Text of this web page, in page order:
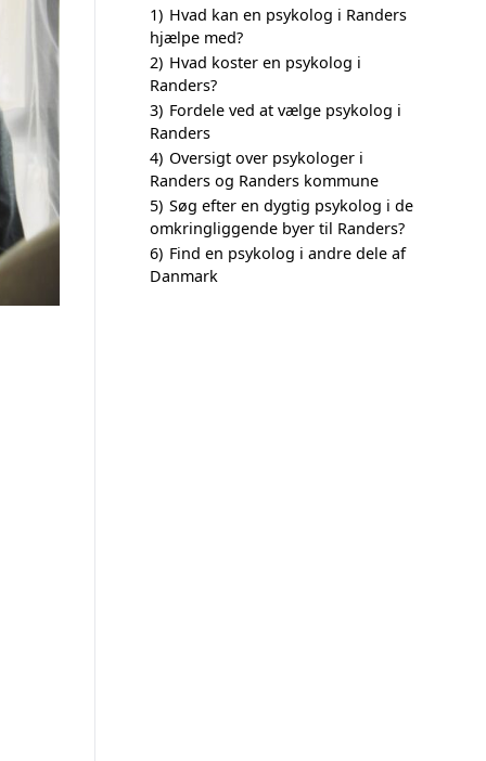
1) Hvad kan en psykolog i Randers
hjælpe med?
2) Hvad koster en psykolog i
Randers?
3) Fordele ved at vælge psykolog i
Randers
4) Oversigt over psykologer i
Randers og Randers kommune
5) Søg efter en dygtig psykolog i de
omkringliggende byer til Randers?
6) Find en psykolog i andre dele af
Danmark